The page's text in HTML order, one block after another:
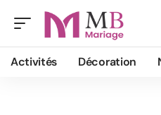
Activités Décoration